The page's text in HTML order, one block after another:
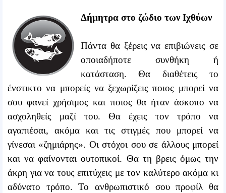
Δήμητρα στο ζώδιο των Ιχθύων
Πάντα θα ξέρεις να επιβιώνεις σε
οποιαδήποτε συνθήκη ή
κατάσταση. Θα διαθέτεις το
ένστικτο να μπορείς να ξεχωρίζεις ποιος μπορεί να
σου φανεί χρήσιμος και ποιος θα ήταν άσκοπο να
ασχοληθείς μαζί του. Θα έχεις τον τρόπο να
αγαπιέσαι, ακόμα και τις στιγμές που μπορεί να
γίνεσαι «ζημιάρης». Οι στόχοι σου σε άλλους μπορεί
και να φαίνονται ουτοπικοί. Θα τη βρεις όμως την
άκρη για να τους επιτύχεις με τον καλύτερο ακόμα κι
αδύνατο τρόπο. Το ανθρωπιστικό σου προφίλ θα